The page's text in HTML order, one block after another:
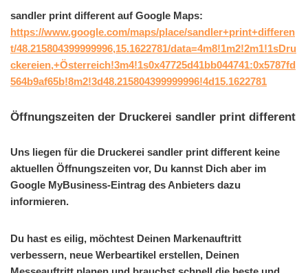
sandler print different auf Google Maps:
https://www.google.com/maps/place/sandler+print+differen
t/48.215804399999996,15.1622781/data=4m8!1m2!2m1!1sDru
ckereien,+Österreich!3m4!1s0x47725d41bb044741:0x5787fd
564b9af65b!8m2!3d48.215804399999996!4d15.1622781
Öffnungszeiten der Druckerei sandler print different
Uns liegen für die Druckerei sandler print different keine
aktuellen Öffnungszeiten vor, Du kannst Dich aber im
Google MyBusiness-Eintrag des Anbieters dazu
informieren.
Du hast es eilig, möchtest Deinen Markenauftritt
verbessern, neue Werbeartikel erstellen, Deinen